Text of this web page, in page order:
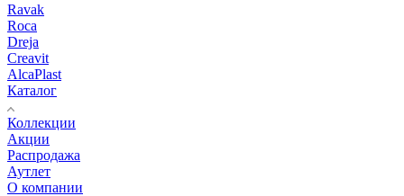
Ravak
Roca
Dreja
Creavit
AlcaPlast
Каталог
Коллекции
Акции
Распродажа
Аутлет
О компании